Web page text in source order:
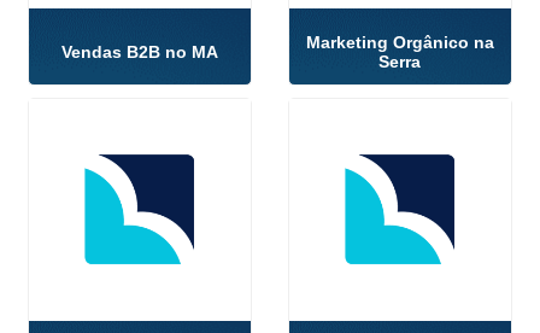
Vendas B2B no MA
Marketing Orgânico na
Serra